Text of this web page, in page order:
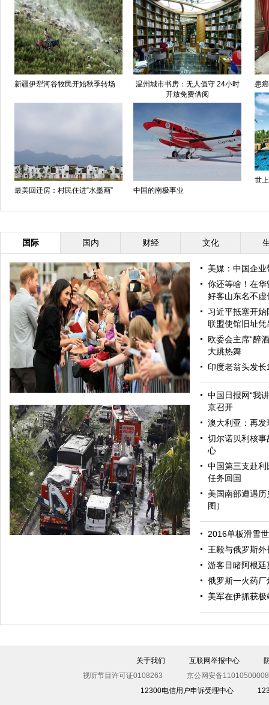
新疆伊犁河谷牧民开始秋季转场
温州城市书房：无人值守 24小时
开放免费借阅
最美回迁房：村民住进“水墨画” 中国的南极事业
患
世
国际 国内 财经 文化
哈里与梅根亮相都柏林街头接受民众欢迎
美媒：中国企
你还等啥！在
好客山东名不虚
习近平抵塞开
联盟使馆旧址凭
欧委会主席“醉
大跳热舞
印度老翁头发
中国日报网“我
京召开
澳大利亚：再
切尔诺贝利核
心
中国第三支赴
任务回国
美国南部遭遇
图）
2016单板滑雪
王毅与俄罗斯
游客目睹阿根
俄罗斯一火药
美军在伊抓获极
关于我们 互联网举报中心
视听节目许可证0108263
京公网安备
12300电信用户申诉受理中心